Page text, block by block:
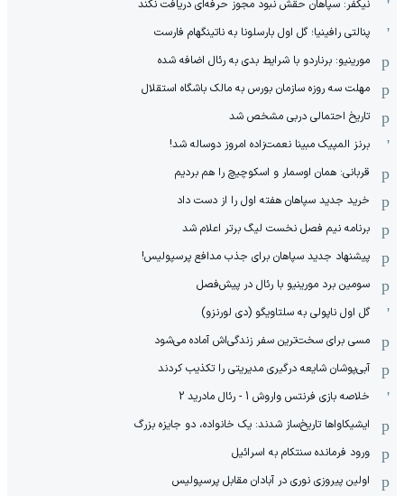
نیکفر: سپاهان حقش نبود مجوز حرفه‌ای دریافت نکند
پنالتی رافینیا؛ گل اول بارسلونا به ناتینگهام فارست
مورینیو: برناردو با شرایط بدی به رئال اضافه شده
مهلت سه روزه سازمان بورس به مالک باشگاه استقلال
تاریخ احتمالی دربی مشخص شد
برنز المپیک مبینا نعمت‌زاده امروز دوساله شد!
قربانی: همان اوسمار و اسکوچیچ را هم بردیم
خرید جدید سپاهان هفته اول را از دست داد
برنامه نیم فصل نخست لیگ برتر اعلام شد
پیشنهاد جدید سپاهان برای جذب مدافع پرسپولیس!
سومین برد مورینیو با رئال در پیش‌فصل
گل اول ناپولی به سلتاویگو (دی لورنزو)
مسی برای سخت‌ترین سفر زندگی‌اش آماده می‌شود
آبی‌پوشان شایعه درگیری مدیریتی را تکذیب کردند
خلاصه بازی فرنتس واروش 1 - رئال مادرید 2
ایشیکاوا‌ها تاریخ‌ساز شدند: یک خانواده، دو جایزه بزرگ
ورود فرمانده سنتکام به اسرائیل
اولین پیروزی نوری در آبادان مقابل پرسپولیس